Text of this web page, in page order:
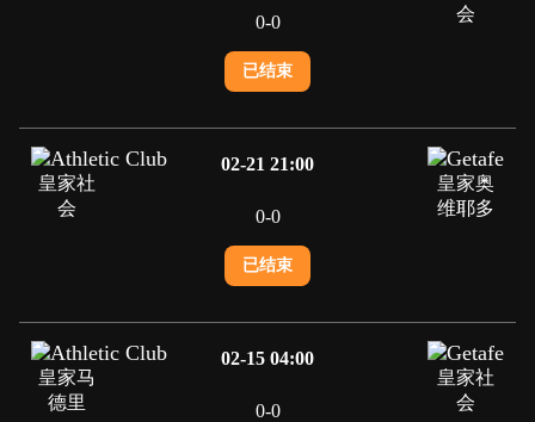
0-0
会
已结束
02-21 21:00
皇家社
会
0-0
皇家奥
维耶多
已结束
02-15 04:00
皇家马
德里
0-0
皇家社
会